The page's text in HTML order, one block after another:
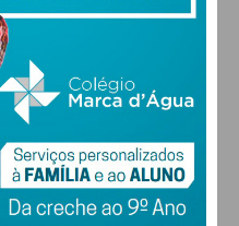
EM PAÇOS DE